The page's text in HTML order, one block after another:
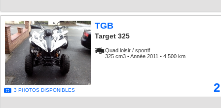
3 PHOTOS DISPONIBLES
TGB
Target 325
Quad loisir / sportif
325 cm3 • Année 2011 • 4 500 km